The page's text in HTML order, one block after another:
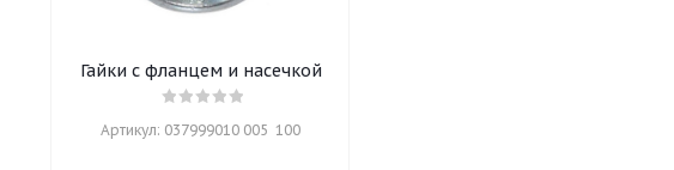
Гайки с фланцем и насечкой
Артикул: 037999010 005  100